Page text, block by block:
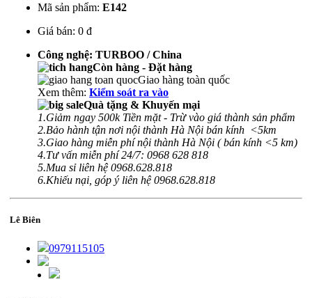
Mã sản phẩm: E142
Giá bán: 0 đ
Công nghệ: TURBOO / China
Còn hàng - Đặt hàng
Giao hàng toàn quốc
Xem thêm: Kiểm soát ra vào
Quà tặng & Khuyến mại
1.Giảm ngay 500k Tiền mặt - Trừ vào giá thành sản phẩm
2.Bảo hành tận nơi nội thành Hà Nội bán kính <5km
3.Giao hàng miễn phí nội thành Hà Nội ( bán kính <5 km)
4.Tư vấn miễn phí 24/7: 0968 628 818
5.Mua sỉ liên hệ 0968.628.818
6.Khiếu nại, góp ý liên hệ 0968.628.818
Lê Biên
0979115105